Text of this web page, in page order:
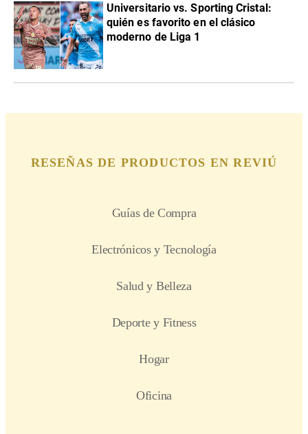
Universitario vs. Sporting Cristal:
quién es favorito en el clásico
moderno de Liga 1